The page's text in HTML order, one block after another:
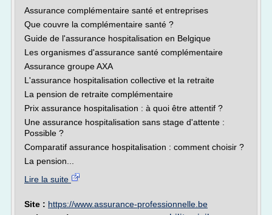
Assurance complémentaire santé et entreprises
Que couvre la complémentaire santé ?
Guide de l'assurance hospitalisation en Belgique
Les organismes d'assurance santé complémentaire
Assurance groupe AXA
L'assurance hospitalisation collective et la retraite
La pension de retraite complémentaire
Prix assurance hospitalisation : à quoi être attentif ?
Une assurance hospitalisation sans stage d'attente :
Possible ?
Comparatif assurance hospitalisation : comment choisir ?
La pension...
Lire la suite
Site : https://www.assurance-professionnelle.be